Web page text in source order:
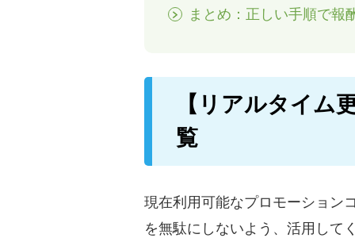
まとめ：正しい手順で報
【リアルタイム
覧
現在利用可能なプロモーション
を無駄にしないよう、活用して